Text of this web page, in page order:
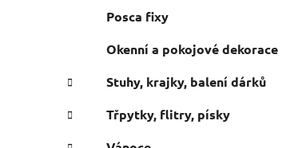
Posca fixy
Okenní a pokojové dekorace
Stuhy, krajky, balení dárků
Třpytky, flitry, písky